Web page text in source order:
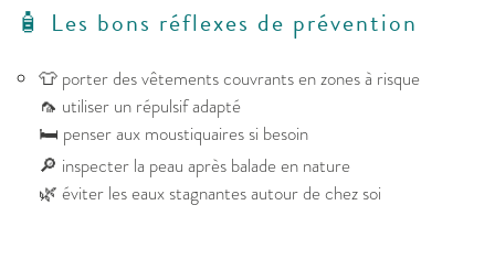
🧴 Les bons réflexes de prévention
👕 porter des vêtements couvrants en zones à risque
🦟 utiliser un répulsif adapté
🛏️ penser aux moustiquaires si besoin
🔎 inspecter la peau après balade en nature
🌿 éviter les eaux stagnantes autour de chez soi